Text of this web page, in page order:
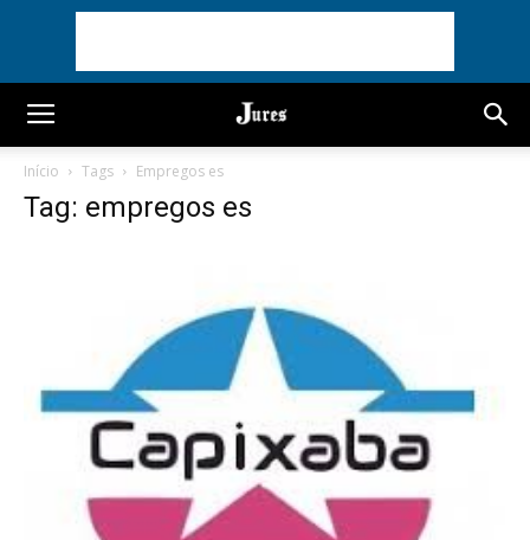
Início Tags Empregos es
Tag: empregos es